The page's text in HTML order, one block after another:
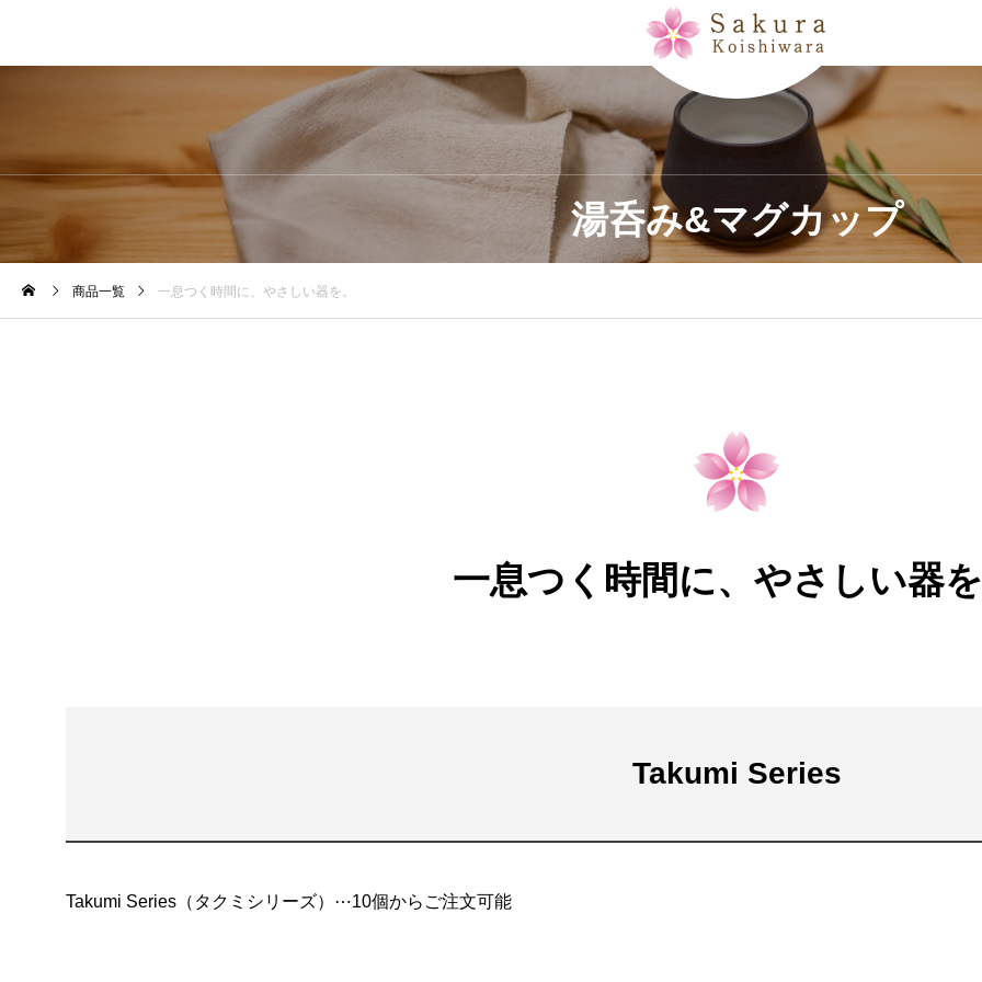
湯呑み&マグカップ
商品一覧 一息つく時間に、やさしい器を。
一息つく時間に、やさしい器
Takumi Series
Takumi Series（タクミシリーズ）⋯10個からご注文可能